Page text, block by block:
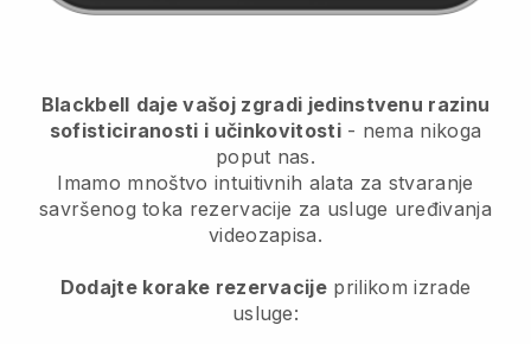
Blackbell daje vašoj zgradi jedinstvenu razinu
sofisticiranosti i učinkovitosti- nema nikoga
poput nas.
Imamo mnoštvo intuitivnih alata za stvaranje
savršenog toka rezervacije za usluge uređivanja
videozapisa.
Dodajte korake rezervacije prilikom izrade
usluge: